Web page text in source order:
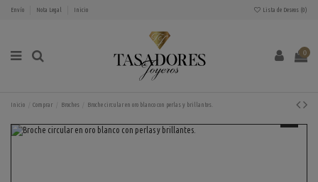
Envío Nota Legal Inicio Lista de Deseos (0)
0
Inicio Comprar Broches Broche circular en oro blanco con perlas y brillantes.